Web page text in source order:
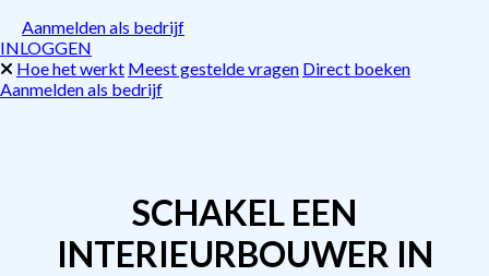
Aanmelden als bedrijf
INLOGGEN
Hoe het werkt Meest gestelde vragen Direct boeken
Aanmelden als bedrijf
SCHAKEL EEN
INTERIEURBOUWER IN